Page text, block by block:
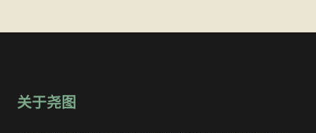
关于尧图